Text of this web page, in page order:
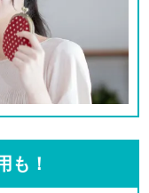
も！